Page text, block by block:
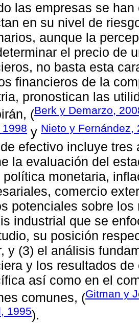
las empresas se
en su nivel de
aunque la
el precio de
no basta esta
financieros de la
pronostican las
(Berk y Demarzo,
y Nieto y Fernández,
efectivo incluye tres
la evaluación del
monetaria,
comercio
potenciales sobre
industrial que se
su posición
y (3) el análisis
y los resultados
así como en el
comunes, (Gitman y
1995).